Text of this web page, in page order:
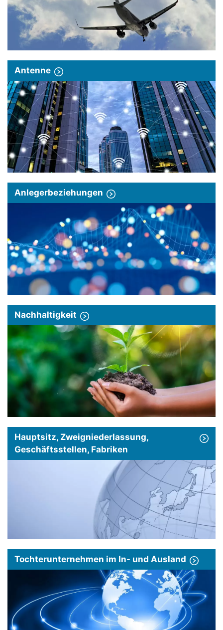
Antenne
Anlegerbeziehungen
Nachhaltigkeit
Hauptsitz, Zweigniederlassung,
Geschäftsstellen, Fabriken
Tochterunternehmen im In- und Ausland